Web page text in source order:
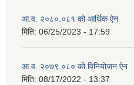
आ.व. २०८०.०८१ को आर्थिक ऐन
मिति: 06/25/2023 - 17:59
आ.व. २०७९.०८० को विनियोजन ऐन
मिति: 08/17/2022 - 13:37